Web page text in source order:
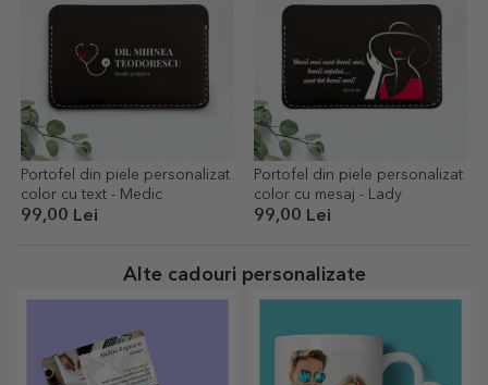
Portofel din piele personalizat
color cu text - Medic
99,00 Lei
Portofel din piele personalizat
color cu mesaj - Lady
99,00 Lei
Alte cadouri personalizate